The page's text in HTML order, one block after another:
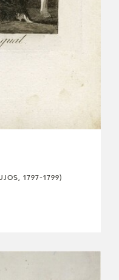
1797-1799)